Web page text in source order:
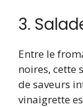
3.
Entre le
noires, cette
de saveurs
vinaigrette